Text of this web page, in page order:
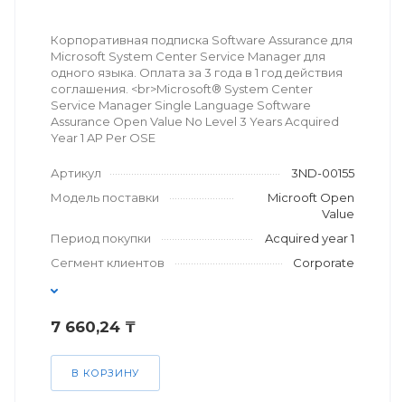
Корпоративная подписка Software Assurance для
Microsoft System Center Service Manager для
одного языка. Оплата за 3 года в 1 год действия
соглашения. <br>Microsoft® System Center
Service Manager Single Language Software
Assurance Open Value No Level 3 Years Acquired
Year 1 AP Per OSE
Артикул
3ND-00155
Модель поставки
Microoft Open
Value
Период покупки
Acquired year 1
Сегмент клиентов
Corporate
7 660,24 ₸
В КОРЗИНУ